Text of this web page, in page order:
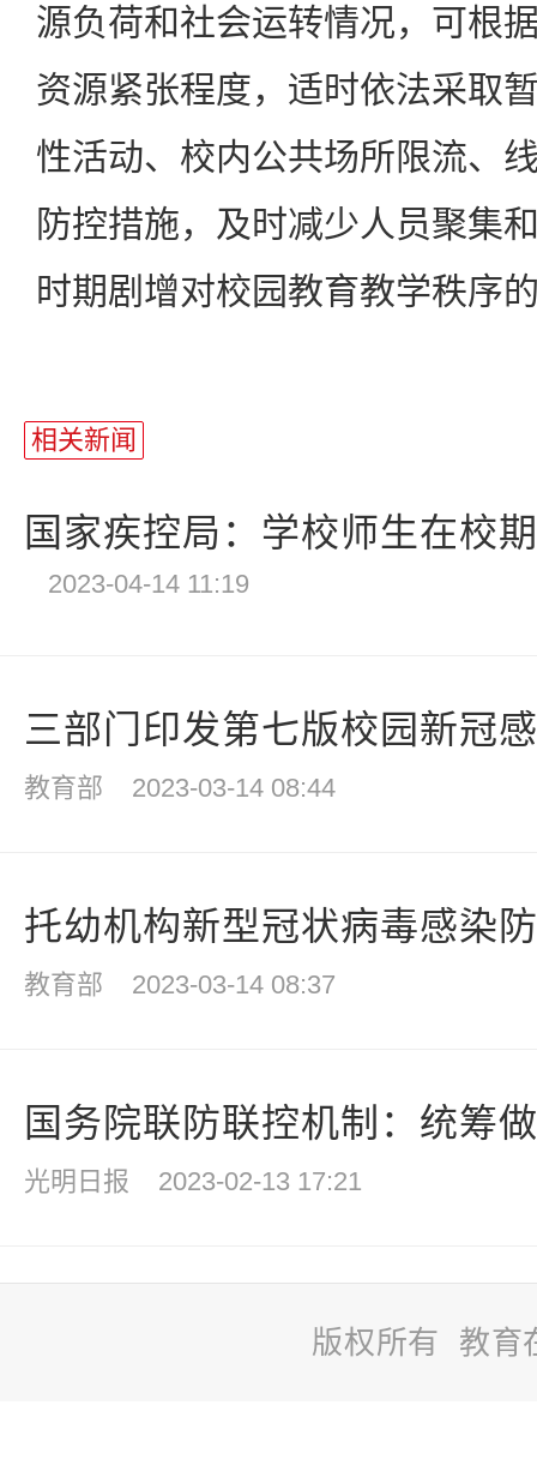
源负荷和社会运转情况，可根
资源紧张程度，适时依法采取
性活动、校内公共场所限流、
防控措施，及时减少人员聚集
时期剧增对校园教育教学秩序
相关新闻
国家疾控局：学校师生在校
2023-04-14 11:19
三部门印发第七版校园新冠
教育部 2023-03-14 08:44
托幼机构新型冠状病毒感染
教育部 2023-03-14 08:37
国务院联防联控机制：统筹
光明日报 2023-02-13 17:21
版权所有 教育